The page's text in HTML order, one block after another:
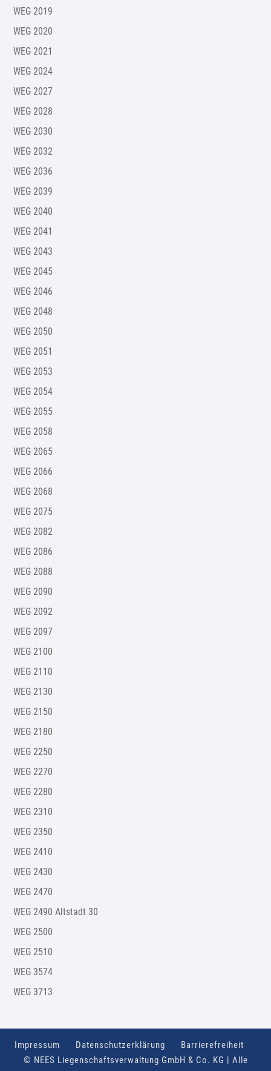
WEG 2019
WEG 2020
WEG 2021
WEG 2024
WEG 2027
WEG 2028
WEG 2030
WEG 2032
WEG 2036
WEG 2039
WEG 2040
WEG 2041
WEG 2043
WEG 2045
WEG 2046
WEG 2048
WEG 2050
WEG 2051
WEG 2053
WEG 2054
WEG 2055
WEG 2058
WEG 2065
WEG 2066
WEG 2068
WEG 2075
WEG 2082
WEG 2086
WEG 2088
WEG 2090
WEG 2092
WEG 2097
WEG 2100
WEG 2110
WEG 2130
WEG 2150
WEG 2180
WEG 2250
WEG 2270
WEG 2280
WEG 2310
WEG 2350
WEG 2410
WEG 2430
WEG 2470
WEG 2490 Altstadt 30
WEG 2500
WEG 2510
WEG 3574
WEG 3713
Impressum Datenschutzerklärung
Barrierefreiheit
© NEES Liegenschaftsverwaltung GmbH & Co. KG | Alle